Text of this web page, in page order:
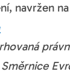
navržen